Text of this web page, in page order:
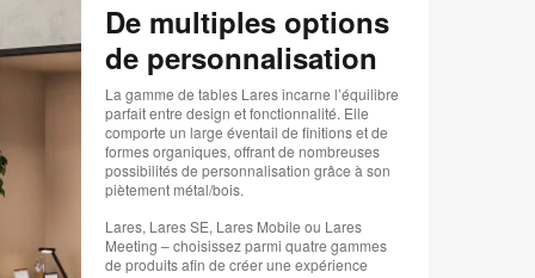
l'image
De multiples options
de personnalisation
La gamme de tables Lares incarne l’équilibre
parfait entre design et fonctionnalité. Elle
comporte un large éventail de finitions et de
formes organiques, offrant de nombreuses
possibilités de personnalisation grâce à son
piètement métal/bois.
Lares, Lares SE, Lares Mobile ou Lares
Meeting – choisissez parmi quatre gammes
de produits afin de créer une expérience